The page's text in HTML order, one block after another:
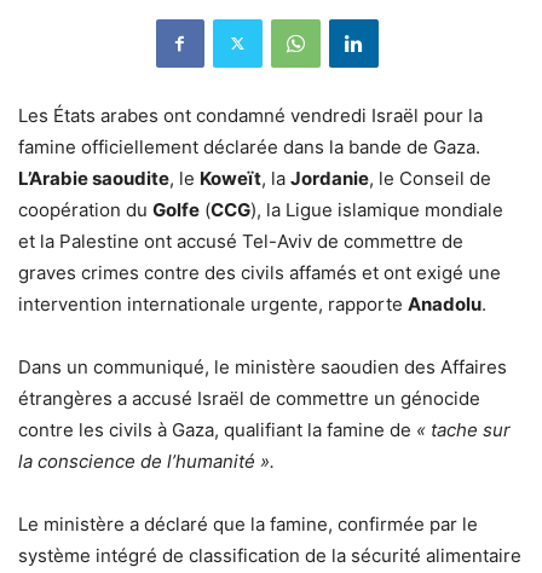
Les États arabes ont condamné vendredi Israël pour la
famine officiellement déclarée dans la bande de Gaza.
L’Arabie saoudite, le Koweït, la Jordanie, le Conseil de
coopération du Golfe (CCG), la Ligue islamique mondiale
et la Palestine ont accusé Tel-Aviv de commettre de
graves crimes contre des civils affamés et ont exigé une
intervention internationale urgente, rapporte Anadolu.
Dans un communiqué, le ministère saoudien des Affaires
étrangères a accusé Israël de commettre un génocide
contre les civils à Gaza, qualifiant la famine de « tache sur
la conscience de l’humanité ».
Le ministère a déclaré que la famine, confirmée par le
système intégré de classification de la sécurité alimentaire